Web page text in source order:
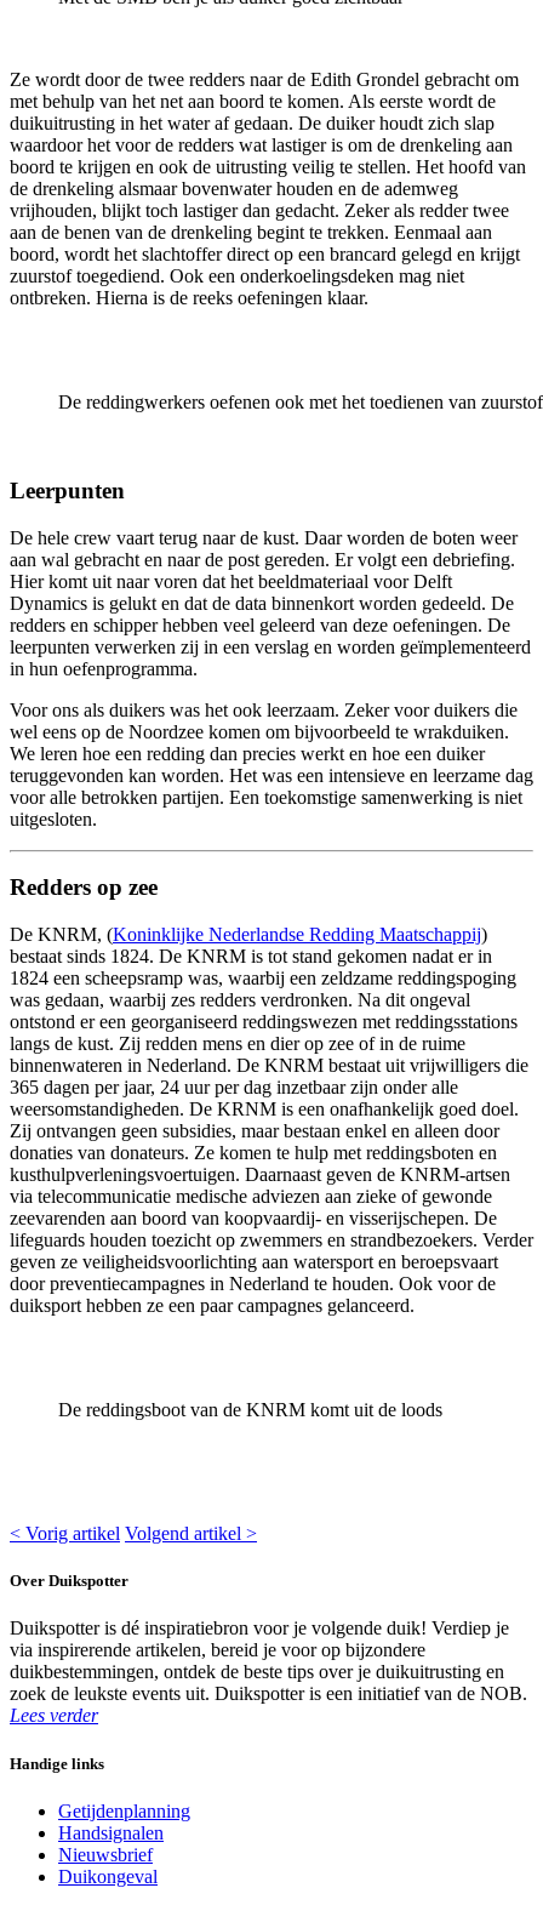
Ze wordt door de twee redders naar de Edith Grondel gebracht om
met behulp van het net aan boord te komen. Als eerste wordt de
duikuitrusting in het water af gedaan. De duiker houdt zich slap
waardoor het voor de redders wat lastiger is om de drenkeling aan
boord te krijgen en ook de uitrusting veilig te stellen. Het hoofd van
de drenkeling alsmaar bovenwater houden en de ademweg
vrijhouden, blijkt toch lastiger dan gedacht. Zeker als redder twee
aan de benen van de drenkeling begint te trekken. Eenmaal aan
boord, wordt het slachtoffer direct op een brancard gelegd en krijgt
zuurstof toegediend. Ook een onderkoelingsdeken mag niet
ontbreken. Hierna is de reeks oefeningen klaar.
De reddingwerkers oefenen ook met het toedienen van
Leerpunten
De hele crew vaart terug naar de kust. Daar worden de boten weer
aan wal gebracht en naar de post gereden. Er volgt een debriefing.
Hier komt uit naar voren dat het beeldmateriaal voor Delft
Dynamics is gelukt en dat de data binnenkort worden gedeeld. De
redders en schipper hebben veel geleerd van deze oefeningen. De
leerpunten verwerken zij in een verslag en worden geïmplementeerd
in hun oefenprogramma.
Voor ons als duikers was het ook leerzaam. Zeker voor duikers die
wel eens op de Noordzee komen om bijvoorbeeld te wrakduiken.
We leren hoe een redding dan precies werkt en hoe een duiker
teruggevonden kan worden. Het was een intensieve en leerzame dag
voor alle betrokken partijen. Een toekomstige samenwerking is niet
uitgesloten.
Redders op zee
De KNRM, (Koninklijke Nederlandse Redding Maatschappij)
bestaat sinds 1824. De KNRM is tot stand gekomen nadat er in
1824 een scheepsramp was, waarbij een zeldzame reddingspoging
was gedaan, waarbij zes redders verdronken. Na dit ongeval
ontstond er een georganiseerd reddingswezen met reddingsstations
langs de kust. Zij redden mens en dier op zee of in de ruime
binnenwateren in Nederland. De KNRM bestaat uit vrijwilligers die
365 dagen per jaar, 24 uur per dag inzetbaar zijn onder alle
weersomstandigheden. De KRNM is een onafhankelijk goed doel.
Zij ontvangen geen subsidies, maar bestaan enkel en alleen door
donaties van donateurs. Ze komen te hulp met reddingsboten en
kusthulpverleningsvoertuigen. Daarnaast geven de KNRM-artsen
via telecommunicatie medische adviezen aan zieke of gewonde
zeevarenden aan boord van koopvaardij- en visserijschepen. De
lifeguards houden toezicht op zwemmers en strandbezoekers. Verder
geven ze veiligheidsvoorlichting aan watersport en beroepsvaart
door preventiecampagnes in Nederland te houden. Ook voor de
duiksport hebben ze een paar campagnes gelanceerd.
De reddingsboot van de KNRM komt uit de loods
< Vorig artikel Volgend artikel >
Over Duikspotter
Duikspotter is dé inspiratiebron voor je volgende duik! Verdiep je
via inspirerende artikelen, bereid je voor op bijzondere
duikbestemmingen, ontdek de beste tips over je duikuitrusting en
zoek de leukste events uit. Duikspotter is een initiatief van de NOB.
Lees verder
Handige links
Getijdenplanning
Handsignalen
Nieuwsbrief
Duikongeval